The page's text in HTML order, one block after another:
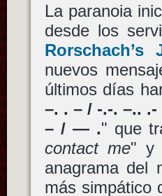
La paranoia
desde los
Rorschach’s
nuevos
últimos días
–. . – / -.-. –..
– / — ." que
contact me" y
anagrama del
más simpático